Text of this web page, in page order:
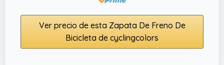
Ver precio de esta Zapata De Freno De
Bicicleta de cyclingcolors